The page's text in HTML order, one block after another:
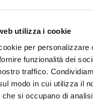
utilizza i cookie
per personalizzare
funzionalità dei
traffico.
modo in cui utilizza il
si occupano di
Pescara
2
Serie